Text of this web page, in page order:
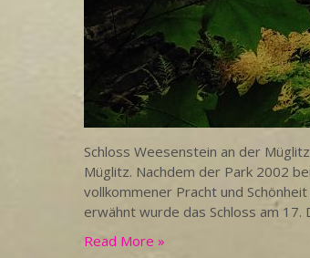
Schloss Weesenstein an der
Müglitz. Nachdem der Park 2002
vollkommener Pracht und
erwähnt wurde das Schloss am
Read More »